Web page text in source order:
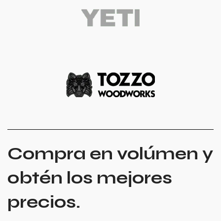
Compra en volúmen y
obtén los mejores
precios.